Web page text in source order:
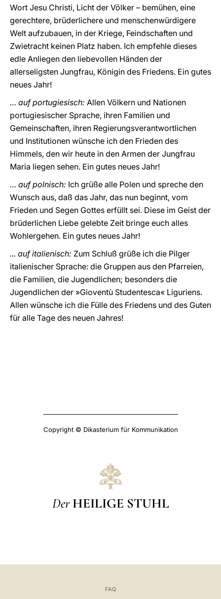
Wort Jesu Christi, Licht der Völker – bemühen, eine
gerechtere, brüderlichere und menschenwürdigere
Welt aufzubauen, in der Kriege, Feindschaften und
Zwietracht keinen Platz haben. Ich empfehle dieses
edle Anliegen den liebevollen Händen der
allerseligsten Jungfrau, Königin des Friedens. Ein gutes
neues Jahr!
… auf portugiesisch: Allen Völkern und Nationen
portugiesischer Sprache, ihren Familien und
Gemeinschaften, ihren Regierungsverantwortlichen
und Institutionen wünsche ich den Frieden des
Himmels, den wir heute in den Armen der Jungfrau
Maria liegen sehen. Ein gutes neues Jahr!
… auf polnisch: Ich grüße alle Polen und spreche den
Wunsch aus, daß das Jahr, das nun beginnt, vom
Frieden und Segen Gottes erfüllt sei. Diese im Geist der
brüderlichen Liebe gelebte Zeit bringe euch alles
Wohlergehen. Ein gutes neues Jahr!
... auf italienisch: Zum Schluß grüße ich die Pilger
italienischer Sprache: die Gruppen aus den Pfarreien,
die Familien, die Jugendlichen; besonders die
Jugendlichen der »Gioventù Studentesca« Liguriens.
Allen wünsche ich die Fülle des Friedens und des Guten
für alle Tage des neuen Jahres!
Copyright © Dikasterium für Kommunikation
Der HEILIGE STUHL
FAQ